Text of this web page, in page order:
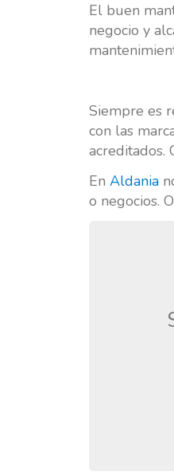
El buen
negocio y
Siempre es
con las
acreditados.
En Aldania
o negocios.